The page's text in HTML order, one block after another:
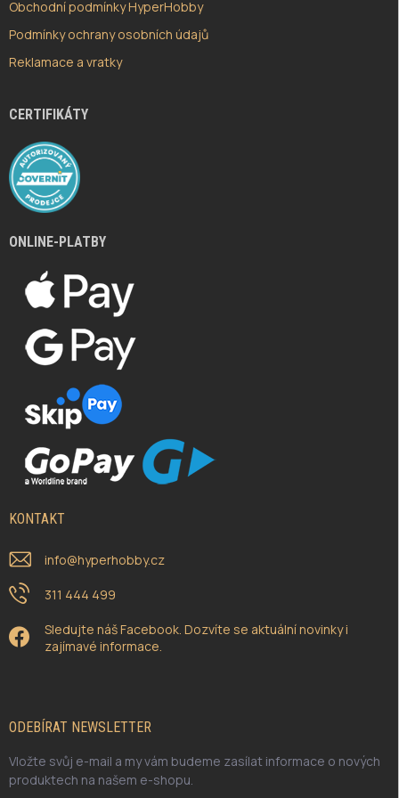
Obchodní podmínky HyperHobby
Podmínky ochrany osobních údajů
Reklamace a vratky
CERTIFIKÁTY
ONLINE-PLATBY
KONTAKT
info@hyperhobby.cz
311 444 499
Sledujte náš Facebook. Dozvíte se aktuální novinky i
zajímavé informace.
ODEBÍRAT NEWSLETTER
Vložte svůj e-mail a my vám budeme zasílat informace o nových
produktech na našem e-shopu.